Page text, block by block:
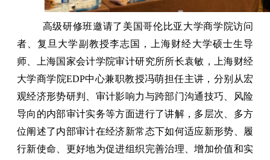
高级研修班邀请了美国哥伦比亚大学商学院访问
者、复旦大学副教授李志国，上海财经大学硕士生导
师、
上海国家会计学院审计研究所所长袁敏，
上海财经
大学商学院EDP中心兼职教授冯萌担任主讲，分别从宏
观经济形势研判、审计影响力与跨部门沟通技巧、风险
导向的内部审计实务等方面进行了讲解， 多层次、多方
位阐述了内部审计在经济新常态下如何适应新形势、履
行新使命、更好地为促进组织完善治理、增加价值和实